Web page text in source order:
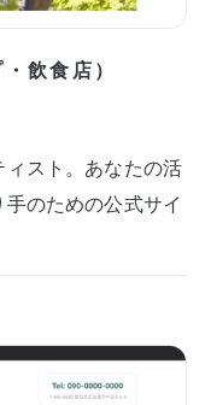
飲食店）
スト。あなたの活
のための公式サイ